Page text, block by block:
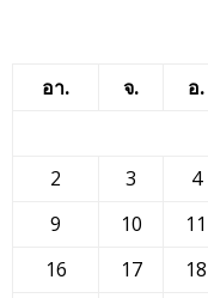
อา.
จ. อ.
2
3 4
9
10 11
16
17 18